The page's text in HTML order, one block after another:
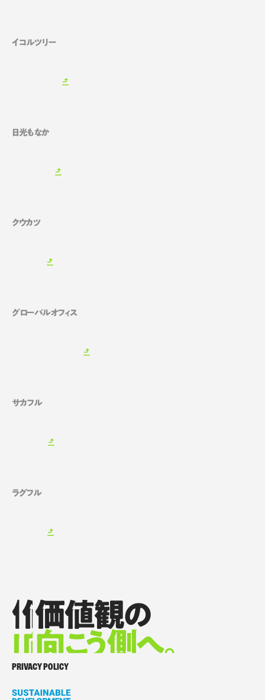
イコルツリー
日光もなか
クウカツ
グローバルオフィス
サカフル
ラグフル
価値観の
向 こう側へ。
価値観の
向こう側へ。
価値観の
向こう側へ。
価値観の向こう側へ。
PRIVACY POLICY